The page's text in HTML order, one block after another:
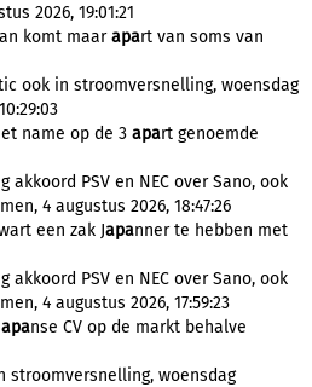
2026, 19:01:21
komt maarapart van soms van
ook in stroomversnelling, woensdag
name op de 3 apart genoemde
akkoord PSV en NEC over Sano, ook
4 augustus 2026, 18:47:26
een zak Japanner te hebben met
akkoord PSV en NEC over Sano, ook
4 augustus 2026, 17:59:23
apanse CV op de markt behalve
stroomversnelling, woensdag